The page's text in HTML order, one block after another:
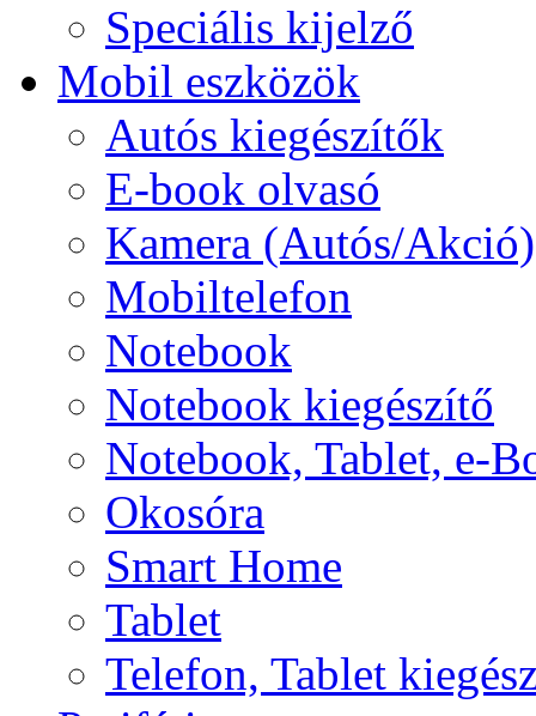
Speciális kijelző
Mobil eszközök
Autós kiegészítők
E-book olvasó
Kamera (Autós/Akció)
Mobiltelefon
Notebook
Notebook kiegészítő
Notebook, Tablet, e-
Okosóra
Smart Home
Tablet
Telefon, Tablet